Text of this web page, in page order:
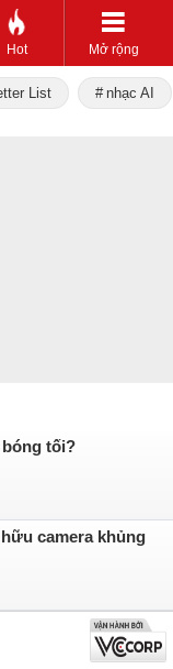
Hot Mở rộng
List nhạc AI
tối?
camera khủng